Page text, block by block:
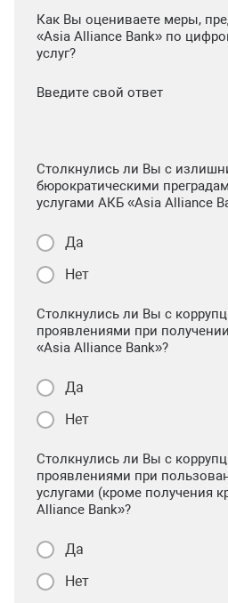
Как Вы оцениваете меры,
«Asia Alliance Bank» по
услуг?
Введите свой ответ
Столкнулись ли Вы с
бюрократическими
услугами АКБ «Asia Alliance
Да
Нет
Столкнулись ли Вы с
проявлениями при
«Asia Alliance Bank»?
Да
Нет
Столкнулись ли Вы с
проявлениями при
услугами (кроме получения
Alliance Bank»?
Да
Нет